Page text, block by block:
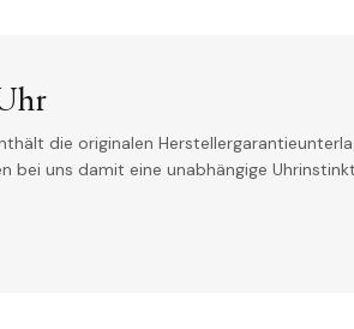
die originalen
bei uns damit eine unabhängige